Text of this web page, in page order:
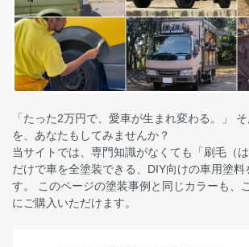
「たった2万円で、愛車が生まれ変わる。」
を、あなたもしてみませんか？
当サイトでは、専門知識がなくても「刷毛（は
だけで車を全塗装できる、DIY向けの車用塗料
す。 このページの塗装事例と同じカラーも、
にご購入いただけます。